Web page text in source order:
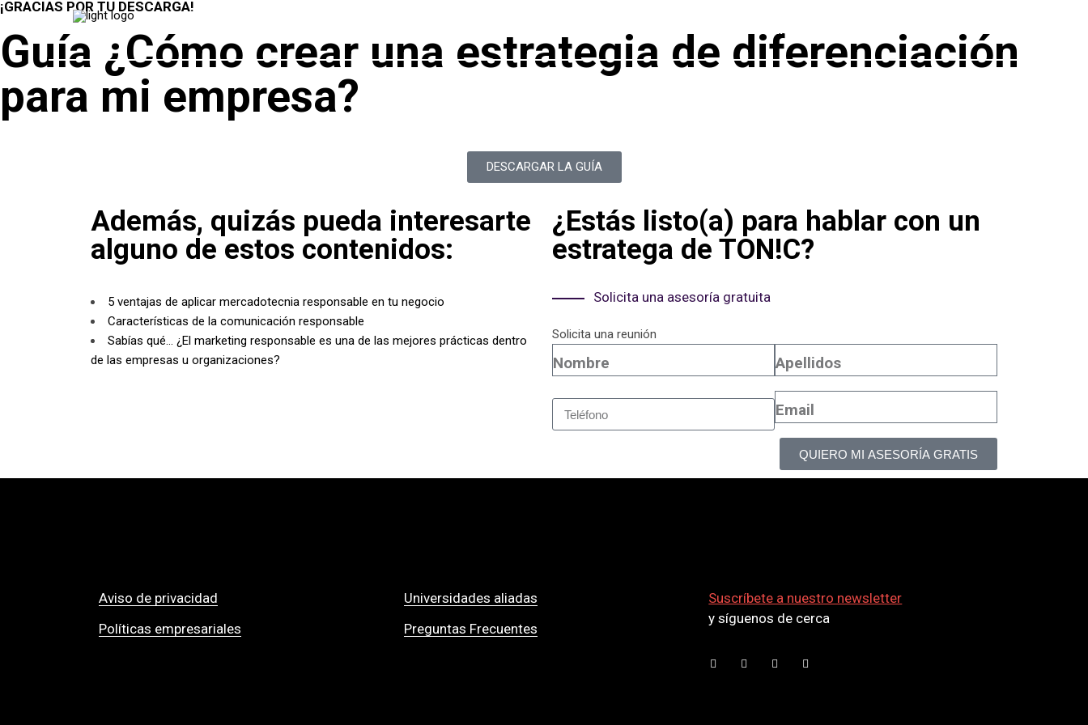
¡GRACIAS POR TU DESCARGA!
Guía ¿Cómo crear una estrategia de diferenciación
para mi empresa?
DESCARGAR LA GUÍA
Además, quizás pueda interesarte
alguno de estos contenidos:
5 ventajas de aplicar mercadotecnia responsable en tu negocio
Características de la comunicación responsable
Sabías qué… ¿El marketing responsable es una de las mejores prácticas dentro
de las empresas u organizaciones?
¿Estás listo(a) para hablar con un
estratega de TON!C?
Solicita una asesoría gratuita
Solicita una reunión
QUIERO MI ASESORÍA GRATIS
Aviso de privacidad
Políticas empresariales
Universidades aliadas
Preguntas Frecuentes
Suscríbete a nuestro newsletter
y síguenos de cerca